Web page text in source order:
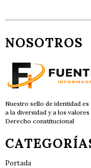
NOSOTROS
Nuestro sello de identidad
a la diversidad y a los
Derecho constitucional
Portada